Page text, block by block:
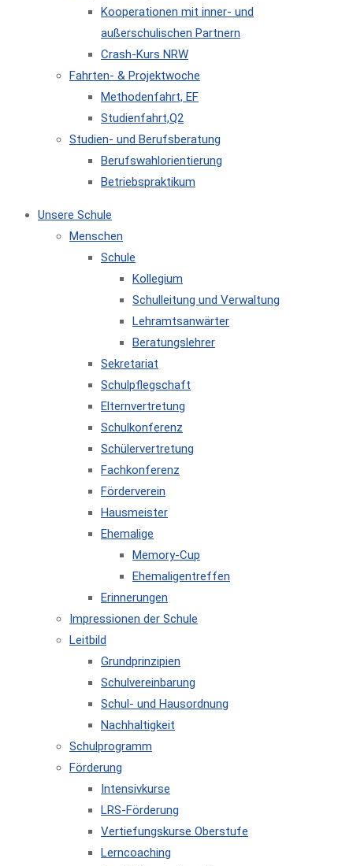
Kooperationen mit inner- und
außerschulischen Partnern
Crash-Kurs NRW
Fahrten- & Projektwoche
Methodenfahrt, EF
Studienfahrt,Q2
Studien- und Berufsberatung
Berufswahlorientierung
Betriebspraktikum
Unsere Schule
Menschen
Schule
Kollegium
Schulleitung und Verwaltung
Lehramtsanwärter
Beratungslehrer
Sekretariat
Schulpflegschaft
Elternvertretung
Schulkonferenz
Schülervertretung
Fachkonferenz
Förderverein
Hausmeister
Ehemalige
Memory-Cup
Ehemaligentreffen
Erinnerungen
Impressionen der Schule
Leitbild
Grundprinzipien
Schulvereinbarung
Schul- und Hausordnung
Nachhaltigkeit
Schulprogramm
Förderung
Intensivkurse
LRS-Förderung
Vertiefungskurse Oberstufe
Lerncoaching